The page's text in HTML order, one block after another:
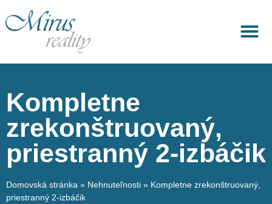
Kompletne
zrekonštruovaný,
priestranný 2-izbáčik
Domovská stránka » Nehnuteľnosti » Kompletne zrekonštruovaný,
priestranný 2-izbáčik